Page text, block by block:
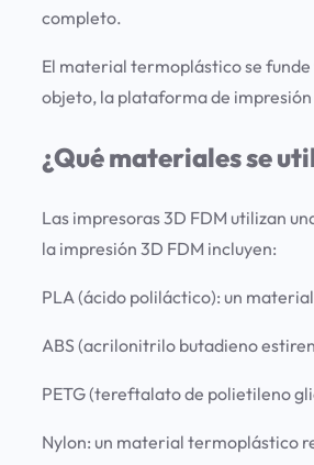
completo.
El material termoplástico se funde
objeto, la plataforma de impresión
¿Qué materiales se
Las impresoras 3D FDM utilizan
la impresión 3D FDM incluyen:
PLA (ácido poliláctico): un
ABS (acrilonitrilo butadieno
PETG (tereftalato de polietileno
Nylon: un material termoplástico